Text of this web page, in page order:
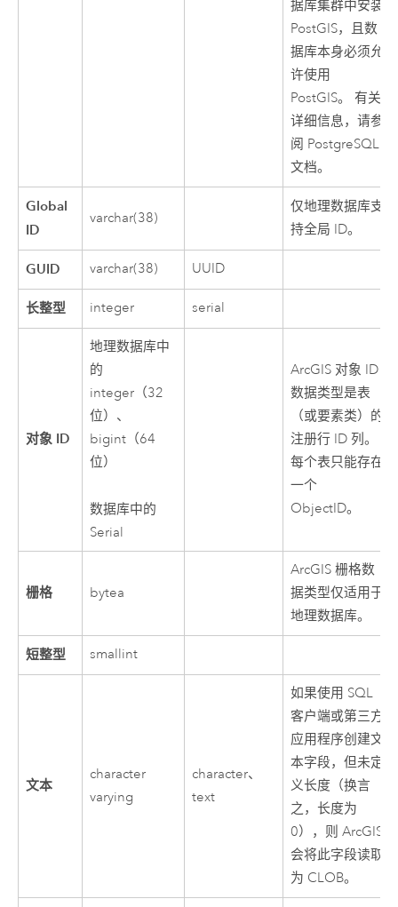
据库集群中安装
PostGIS，且数
据库本身必须允
许使用
PostGIS。 有关
详细信息，请参
阅 PostgreSQL
文档。
Global
ID
varchar(38)
仅地理数据库支
持全局 ID。
GUID varchar(38) UUID
长整型 integer serial
对象 ID
地理数据库中
的
integer（32
位）、
bigint（64
位）
数据库中的
Serial
ArcGIS 对象 ID
数据类型是表
（或要素类）的
注册行 ID 列。
每个表只能存在
一个
ObjectID。
栅格 bytea
ArcGIS 栅格数
据类型仅适用于
地理数据库。
短整型 smallint
文本
character
varying
character、
text
如果使用 SQL
客户端或第三方
应用程序创建文
本字段，但未定
义长度（换言
之，长度为
0），则 ArcGIS
会将此字段读取
为 CLOB。